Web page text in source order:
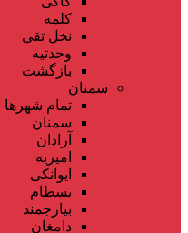
کلمه
نخل تقی
وحدتیه
بازگشت
سمنان
تمام شهر‌ها
سمنان
آرادان
امیریه
ایوانکی
بسطام
بیارجمند
دامغان